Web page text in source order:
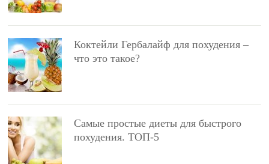
Коктейли Гербалайф для похудения –
что это такое?
Самые простые диеты для быстрого
похудения. ТОП-5